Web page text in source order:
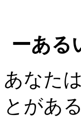
ーある
あなた
とがあ